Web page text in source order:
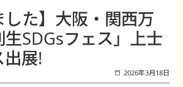
した】大阪・関西万
SDGsフェス」上士
出展!
2026年3月18日